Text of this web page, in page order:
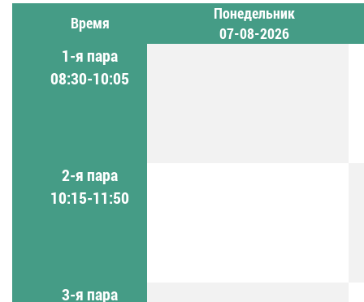
Время
Понедельник
07-08-2026
1-я пара
08:30-10:05
2-я пара
10:15-11:50
3-я пара